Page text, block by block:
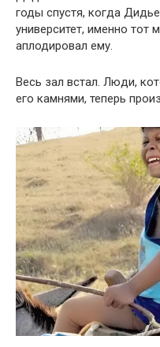
годы спустя, когда
университет, именно тот
аплодировал ему.
Весь зал встал. Люди,
его камнями, теперь